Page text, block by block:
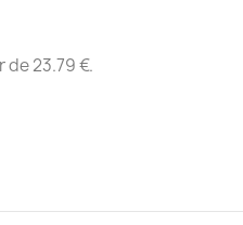
de 23.79 €.